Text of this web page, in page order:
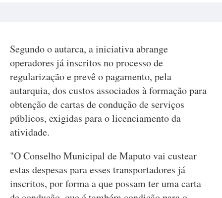
Segundo o autarca, a iniciativa abrange
operadores já inscritos no processo de
regularização e prevê o pagamento, pela
autarquia, dos custos associados à formação para
obtenção de cartas de condução de serviços
públicos, exigidas para o licenciamento da
atividade.
"O Conselho Municipal de Maputo vai custear
estas despesas para esses transportadores já
inscritos, por forma a que possam ter uma carta